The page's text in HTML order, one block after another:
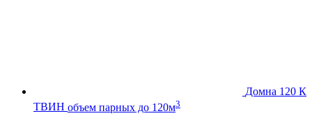
Домна 120 К
ТВИН объем парных до 120м3